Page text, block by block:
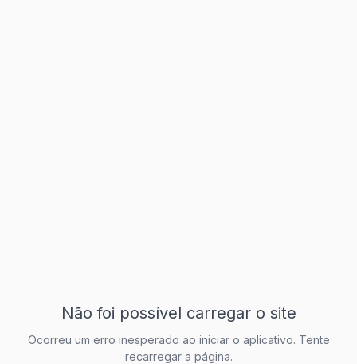
Não foi possível carregar o site
Ocorreu um erro inesperado ao iniciar o aplicativo. Tente
recarregar a página.